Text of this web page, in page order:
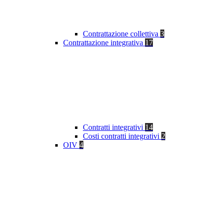
Contrattazione collettiva 3
Contrattazione integrativa 17
Contratti integrativi 14
Costi contratti integrativi 2
OIV 4